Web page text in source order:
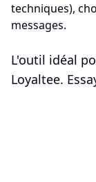
techniques),
messages.
L'outil idéal
Loyaltee.